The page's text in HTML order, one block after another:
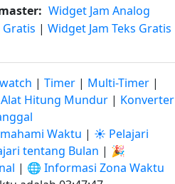
Widget Jam Analog
Gratis | Widget Jam Teks Gratis
| Timer | Multi-Timer |
Alat Hitung Mundur | Konverter
Waktu | ☀️ Pelajari
tentang Bulan | 🎉
| 🌐 Informasi Zona Waktu